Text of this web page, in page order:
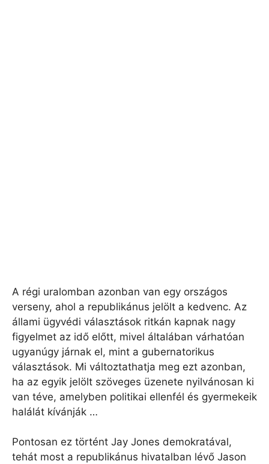
A régi uralomban azonban van egy országos
verseny, ahol a republikánus jelölt a kedvenc. Az
állami ügyvédi választások ritkán kapnak nagy
figyelmet az idő előtt, mivel általában várhatóan
ugyanúgy járnak el, mint a gubernatorikus
választások. Mi változtathatja meg ezt azonban,
ha az egyik jelölt szöveges üzenete nyilvánosan ki
van téve, amelyben politikai ellenfél és gyermekeik
halálát kívánják …
Pontosan ez történt Jay Jones demokratával,
tehát most a republikánus hivatalban lévő Jason